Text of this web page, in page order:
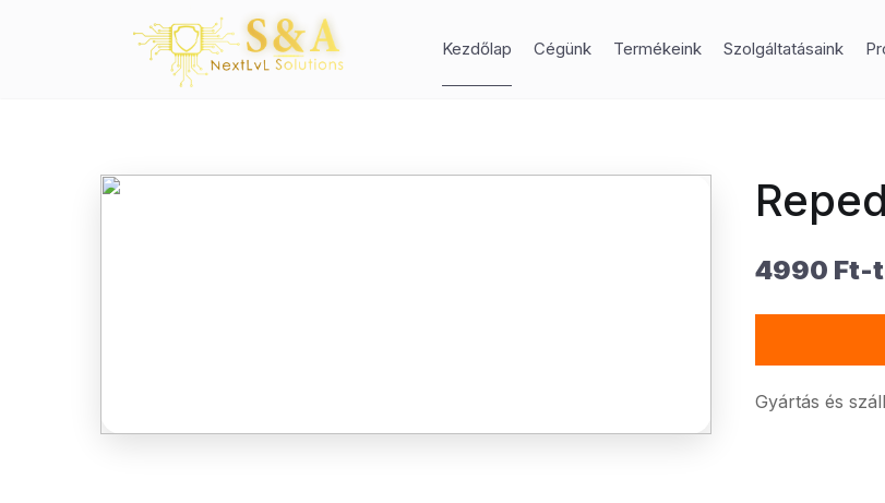
Kezdőlap Cégünk Termékeink Szolgáltatásaink
4990 Ft-
Gyártás és